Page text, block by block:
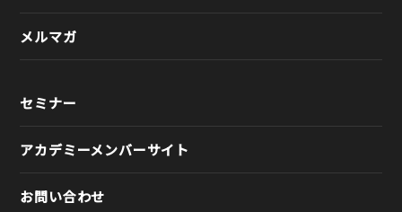
メルマガ
セミナー
アカデミーメンバーサイト
お問い合わせ